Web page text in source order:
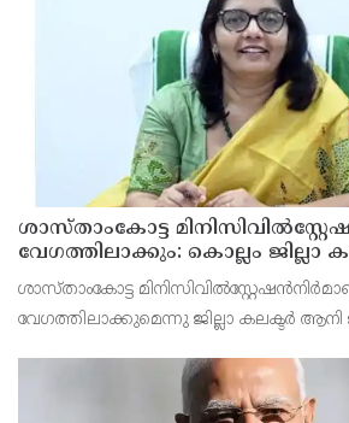
ധരിച്ചിരുന്നത് കണ്ട് മുസ്‍ലിം ആണെന്ന്
ശാസ്താംകോട്ട
വേഗത്തിലാക്കും: കൊല്ലം ജില്ലാ
ശാസ്താംകോട്ട
വേഗത്തിലാക്കുമെന്നു ജില്ലാ കലക്ടര്‍
വിവിധപദ്ധതികളുടെ നിര്‍മാണപുരോഗതി